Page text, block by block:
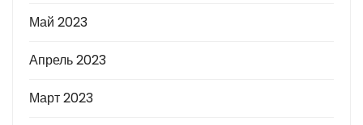
Май 2023
Апрель 2023
Март 2023